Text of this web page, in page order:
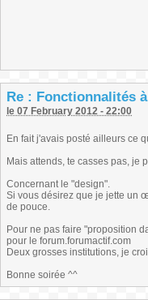
Re : Fonctionnalités
le 07 February 2012 - 22:00
En fait j'avais posté ailleurs ce
Mais attends, te casses pas, je
Concernant le "design".
Si vous désirez que je jette un
de pouce.
Pour ne pas faire "proposition
pour le forum.forumactif.com
Deux grosses institutions, je
Bonne soirée ^^